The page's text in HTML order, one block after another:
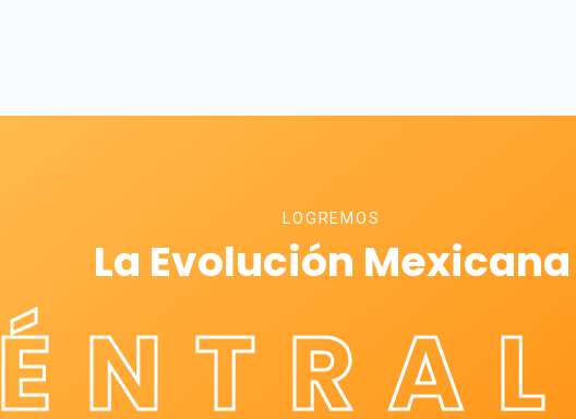
LOGREMOS
La Evolución Mexicana